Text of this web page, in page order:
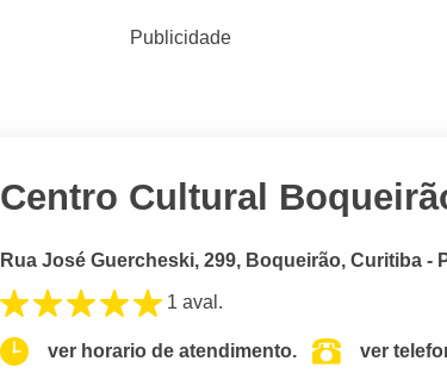
Publicidade
Centro Cultural
Rua José Guercheski, 299, Boqueirão, Curitiba -
1 aval.
ver horario de atendimento. ver